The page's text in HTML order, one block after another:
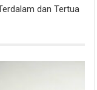
dan Tertua